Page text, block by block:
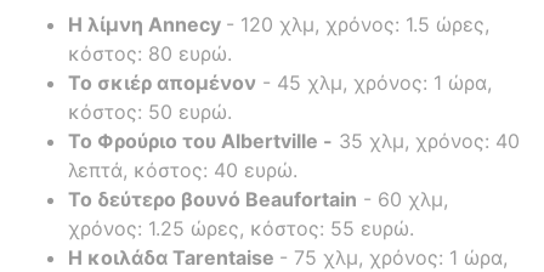
Η λίμνη Annecy - 120 χλμ, χρόνος: 1.5 ώρες,
κόστος: 80 ευρώ.
Το σκιέρ απομένον - 45 χλμ, χρόνος: 1 ώρα,
κόστος: 50 ευρώ.
Το Φρούριο του Albertville - 35 χλμ, χρόνος: 40
λεπτά, κόστος: 40 ευρώ.
Το δεύτερο βουνό Beaufortain - 60 χλμ,
χρόνος: 1.25 ώρες, κόστος: 55 ευρώ.
Η κοιλάδα Tarentaise - 75 χλμ, χρόνος: 1 ώρα,